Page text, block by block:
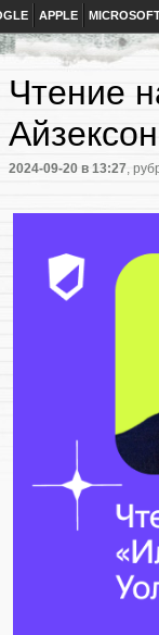
APPLE
Чтение
2024-09-20 в 13:27,